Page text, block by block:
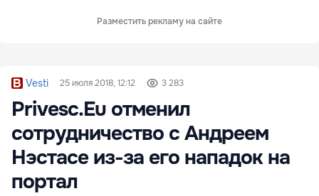
Разместить рекламу на сайте
Vesti 25 июля 2018, 12:12 3 283
Privesc.Eu отменил
сотрудничество с Андреем
Нэстасе из-за его нападок на
портал